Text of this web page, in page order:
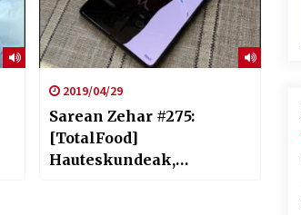
2019/04/29
Sarean Zehar #275:
[TotalFood]
Hauteskundeak,